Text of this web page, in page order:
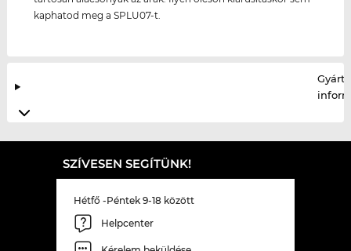
kaphatod meg a SPLU07-t.
SZÍVESEN SEGÍTÜNK!
Hétfő -Péntek 9-18 között
Helpcenter